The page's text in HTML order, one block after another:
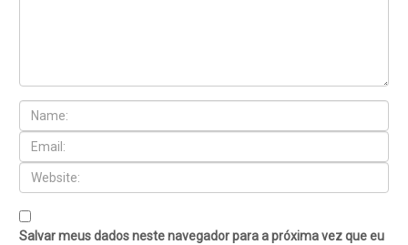
Salvar meus dados neste navegador para a próxima vez que eu